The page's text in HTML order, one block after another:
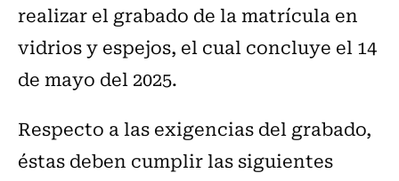
realizar el grabado de la matrícula en
vidrios y espejos, el cual concluye el 14
de mayo del 2025.
Respecto a las exigencias del grabado,
éstas deben cumplir las siguientes